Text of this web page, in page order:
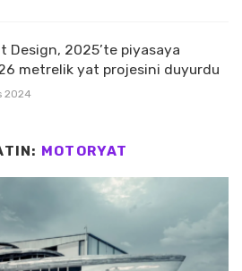
Design, 2025’te piyasaya
metrelik yat projesini duyurdu
2024
MOTORYAT